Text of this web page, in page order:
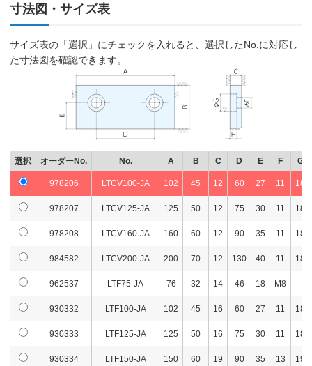
ステップ
ステップ
LT150M
LT150MC
LT-HPD150
LT200M 932168 LT200M-SJ
LT250M 932170 LT250M-SJ
ステップ
LTM150WL
955471 LT150L-SJ M10
ステップ LTH3P125 910772 LTH3P125-SJ M10
ステップ
寸法図・サイズ表
サイズ表の「選択」にチェックを入れると、選択したNo.に対応し
た寸法図を確認できます。
選択 オーダーNo. No. A B C D E F G
978206 LTCV100-JA 102 45 12 60 27 11 18
978207 LTCV125-JA 125 50 12 75 30 11 18
978208 LTCV160-JA 160 60 12 90 35 11 18
984582 LTCV200-JA 200 70 12 130 40 11 18
962537 LTF75-JA 76 32 14 46 18 M8 -
930332 LTF100-JA 102 45 16 60 27 11 18
930333 LTF125-JA 125 50 16 75 30 11 18
930334 LTF150-JA 150 60 19 90 35 13 19